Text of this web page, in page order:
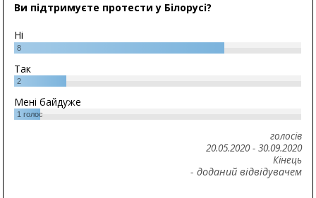
Ви підтримуєте протести у Білорусі?
Ні
8
Так
2
Мені байдуже
1 голос
голосів
20.05.2020- 30.09.2020
Кінець
- доданий відвідувачем